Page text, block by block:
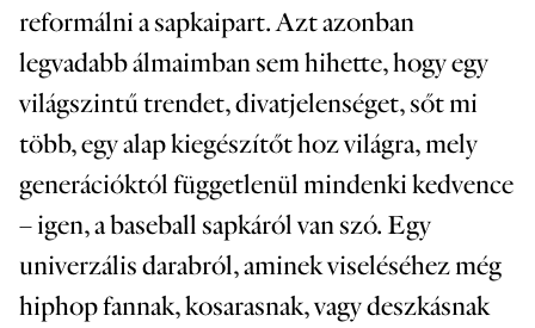
reformálni a sapkaipart. Azt azonban
legvadabb álmaimban sem hihette, hogy egy
világszintű trendet, divatjelenséget, sőt mi
több, egy alap kiegészítőt hoz világra, mely
generációktól függetlenül mindenki kedvence
– igen, a baseball sapkáról van szó. Egy
univerzális darabról, aminek viseléséhez még
hiphop fannak, kosarasnak, vagy deszkásnak